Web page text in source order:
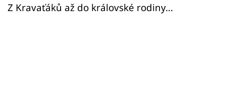
Z Kravaťáků až do královské rodiny...